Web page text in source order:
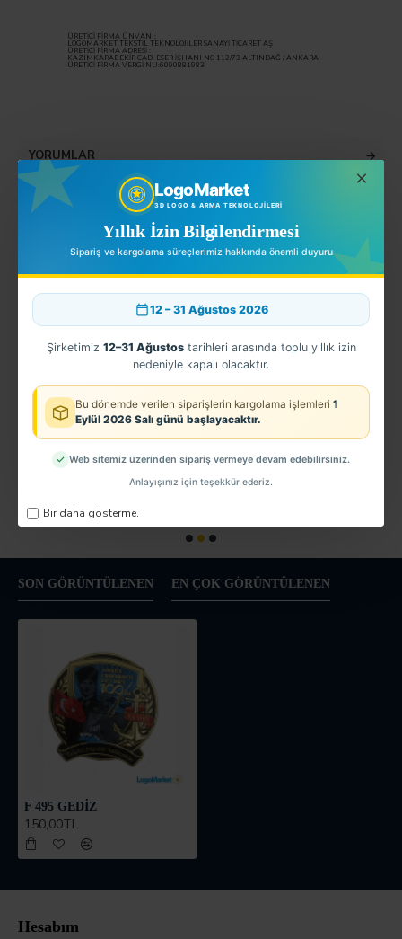
LogoMarket
3D LOGO & ARMA TEKNOLOJILERI
Yıllık İzin Bilgilendirmesi
Sipariş ve kargolama süreçlerimiz hakkında önemli duyuru
12 – 31 Ağustos 2026
Şirketimiz 12–31 Ağustostarihleri arasında toplu yıllık izin
nedeniyle kapalı olacaktır.
Bu dönemde verilen siparişlerin kargolama işlemleri 1
Eylül 2026 Salı günü başlayacaktır.
Web sitemiz üzerinden sipariş vermeye devam edebilirsiniz.
Anlayışınız için teşekkür ederiz.
Bir daha gösterme.
ÜRETİCİ FİRMA ÜNVANI:
LOGOMARKET TEKSTİL TEKNOLOJİLER SANAYİ TİCARET AŞ
ÜRETİCİ FİRMA ADRESİ :
KAZIMKARABEKİR CAD. ESER İŞHANI NO 112/73 ALTINDAĞ / ANKARA
ÜRETİCİ FİRMA VERGİ NU:6090881983
YORUMLAR
EN ÇOK SATINLANLAR
DALGIÇ DALIŞ
150,00TL
SON GÖRÜNTÜLENEN EN ÇOK GÖRÜNTÜLENEN
F 495 GEDİZ
150,00TL
Hesabım